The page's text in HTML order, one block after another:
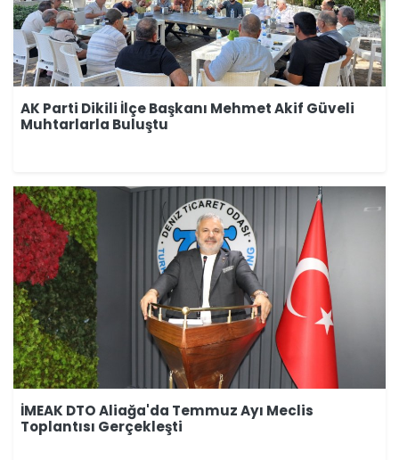
AK Parti Dikili İlçe Başkanı Mehmet Akif Güveli
Muhtarlarla Buluştu
İMEAK DTO Aliağa'da Temmuz Ayı Meclis
Toplantısı Gerçekleşti